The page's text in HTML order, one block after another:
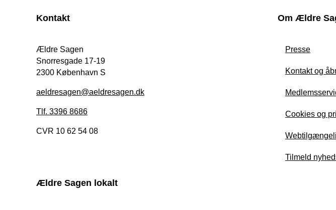
Kontakt
Ældre Sagen
Snorresgade 17-19
2300 København S
aeldresagen@aeldresagen.dk
Tlf. 3396 8686
CVR 10 62 54 08
Om Ældre
Presse
Kontakt og
Cookies og
Tilmeld
Ældre Sagen lokalt